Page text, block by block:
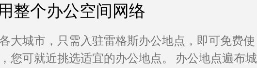
整个办公空间网络
大城市，只需入驻雷格斯办公地点，即可免费使
您可就近挑选适宜的办公地点。 办公地点遍布城